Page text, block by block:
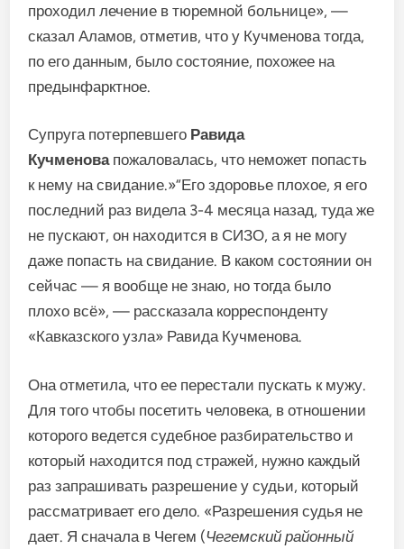
проходил лечение в тюремной больнице», —
сказал Аламов, отметив, что у Кучменова тогда,
по его данным, было состояние, похожее на
предынфарктное.
Супруга потерпевшего Равида
Кучменова пожаловалась, что неможет попасть
к нему на свидание.»“Его здоровье плохое, я его
последний раз видела 3-4 месяца назад, туда же
не пускают, он находится в СИЗО, а я не могу
даже попасть на свидание. В каком состоянии он
сейчас — я вообще не знаю, но тогда было
плохо всё», — рассказала корреспонденту
«Кавказского узла» Равида Кучменова.
Она отметила, что ее перестали пускать к мужу.
Для того чтобы посетить человека, в отношении
которого ведется судебное разбирательство и
который находится под стражей, нужно каждый
раз запрашивать разрешение у судьи, который
рассматривает его дело. «Разрешения судья не
дает. Я сначала в Чегем (Чегемский районный